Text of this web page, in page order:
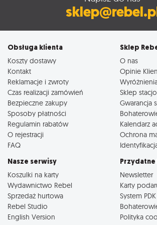
Obsługa klienta
Koszty dostawy
Kontakt
Reklamacje i zwroty
Czas realizacji zamówień
Bezpieczne zakupy
Sposoby płatności
Regulamin rabatów
O rejestracji
FAQ
Sklep
O nas
Opinie
Sklep
Gwarancja
Kalendarz
Ochrona
Nasze serwisy
Koszulki na karty
Wydawnictwo Rebel
Sprzedaż hurtowa
Rebel Studio
English Version
Newsletter
Karty
System
Polityka